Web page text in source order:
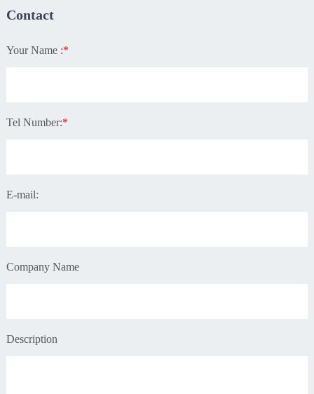
Contact
Your Name :*
Tel Number:*
E-mail:
Company Name
Description